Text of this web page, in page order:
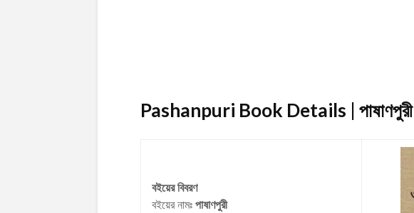
Pashanpuri Book Details | পাষাণপুরী
বইয়ের বিবরণ
বইয়ের নামঃ পাষাণপুরী